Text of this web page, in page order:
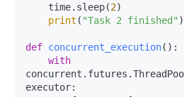
    time.sleep(
2)
print ( "Task 2 finished" )
def concurrent_execution():
with
executor: